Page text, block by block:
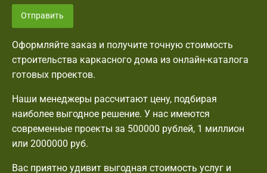
Отправить
Оформляйте заказ и получите точную стоимость
строительства каркасного дома из онлайн-каталога
готовых проектов.
Наши менеджеры рассчитают цену, подбирая
наиболее выгодное решение. У нас имеются
современные проекты за 500000 рублей, 1 миллион
или 2000000 руб.
Вас приятно удивит выгодная стоимость услуг и